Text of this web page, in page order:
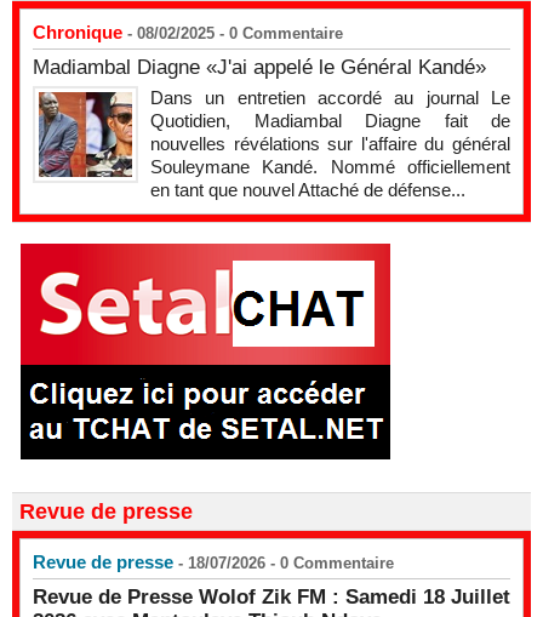
Chronique - 08/02/2025 - 0 Commentaire
Madiambal Diagne «J'ai appelé le Général Kandé»
Dans un entretien accordé au journal Le
Quotidien, Madiambal Diagne fait de
nouvelles révélations sur l'affaire du général
Souleymane Kandé. Nommé officiellement
en tant que nouvel Attaché de défense...
Revue de presse
Revue de presse - 18/07/2026 - 0 Commentaire
Revue de Presse Wolof Zik FM : Samedi 18 Juillet